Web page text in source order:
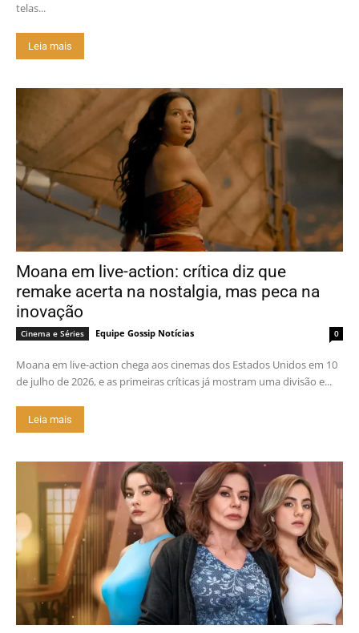
telas...
Leia mais
Moana em live-action: crítica diz que
remake acerta na nostalgia, mas peca na
inovação
Cinema e Séries Equipe Gossip Notícias 0
Moana em live-action chega aos cinemas dos Estados Unidos em 10
de julho de 2026, e as primeiras críticas já mostram uma divisão e...
Leia mais